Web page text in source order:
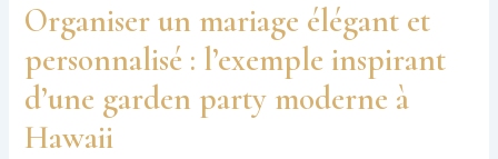
Organiser un mariage élégant et
personnalisé : l’exemple inspirant
d’une garden party moderne à
Hawaii